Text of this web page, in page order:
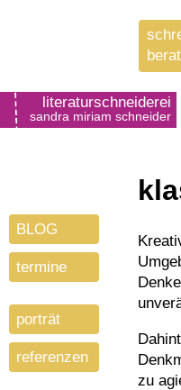
literaturschneiderei
sandra miriam schneider
Kreativität ist wandlungsfähig wie ein Chamäleon. Sie passt sich ihrer jeweiligen
zu
BLOG
termine
porträt
referenzen